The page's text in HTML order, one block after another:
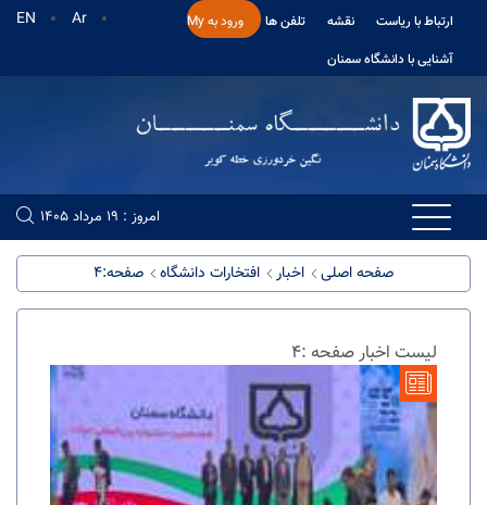
ارتباط با ریاست نقشه تلفن ها
ورود به My
آشنایی با دانشگاه سمنان
EN Ar
امروز : 19 مرداد 1405
صفحه اصلی اخبار افتخارات دانشگاه صفحه:4
لیست اخبار صفحه :4